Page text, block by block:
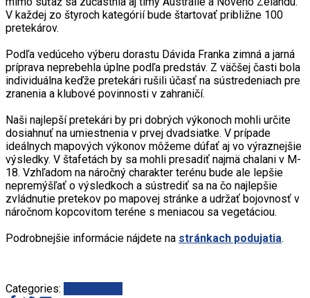
V každej zo štyroch kategórií bude štartovať približne 100
pretekárov.
Podľa vedúceho výberu dorastu Dávida Franka zimná a jarná
príprava neprebehla úplne podľa predstáv. Z väčšej časti bola
individuálna keďže pretekári rušili účasť na sústredeniach pre
zranenia a klubové povinnosti v zahraničí.
Naši najlepší pretekári by pri dobrých výkonoch mohli určite
dosiahnuť na umiestnenia v prvej dvadsiatke. V prípade
ideálnych mapových výkonov môžeme dúfať aj vo výraznejšie
výsledky. V štafetách by sa mohli presadiť najmä chalani v M-
18. Vzhľadom na náročný charakter terénu bude ale lepšie
nepremýšľať o výsledkoch a sústrediť sa na čo najlepšie
zvládnutie pretekov po mapovej stránke a udržať bojovnosť v
náročnom kopcovitom teréne s meniacou sa vegetáciou.
Podrobnejšie informácie nájdete na stránkach podujatia.
Categories: